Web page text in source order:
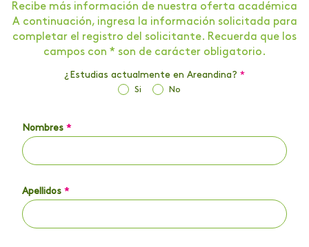
Recibe más información de nuestra oferta académica
A continuación, ingresa la información solicitada para
completar el registro del solicitante. Recuerda que los
campos con * son de carácter obligatorio.
¿Estudias actualmente en Areandina? *
Si No
Nombres *
Apellidos *